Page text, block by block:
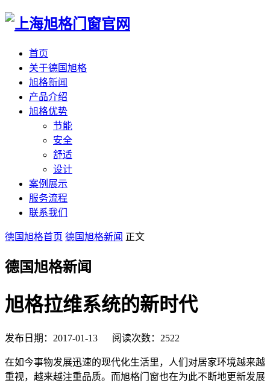
首页
关于德国旭格
旭格新闻
产品介绍
旭格优势
节能
安全
舒适
设计
案例展示
服务流程
联系我们
德国旭格首页 德国旭格新闻 正文
德国旭格新闻
旭格拉维系统的新时代
发布日期：2017-01-13 阅读次数：2522
在如今事物发展迅速的现代化生活里，人们对居家环境越来越
重视，越来越注重品质。而旭格门窗也在为此不断地更新发展